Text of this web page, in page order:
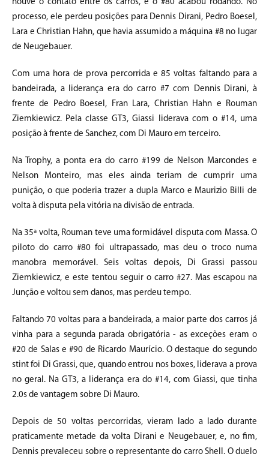
houve o contato entre os carros, e o #80 acabou rodando. No
processo, ele perdeu posições para Dennis Dirani, Pedro Boesel,
Lara e Christian Hahn, que havia assumido a máquina #8 no lugar
de Neugebauer.
Com uma hora de prova percorrida e 85 voltas faltando para a
bandeirada, a liderança era do carro #7 com Dennis Dirani, à
frente de Pedro Boesel, Fran Lara, Christian Hahn e Rouman
Ziemkiewicz. Pela classe GT3, Giassi liderava com o #14, uma
posição à frente de Sanchez, com Di Mauro em terceiro.
Na Trophy, a ponta era do carro #199 de Nelson Marcondes e
Nelson Monteiro, mas eles ainda teriam de cumprir uma
punição, o que poderia trazer a dupla Marco e Maurizio Billi de
volta à disputa pela vitória na divisão de entrada.
Na 35ª volta, Rouman teve uma formidável disputa com Massa. O
piloto do carro #80 foi ultrapassado, mas deu o troco numa
manobra memorável. Seis voltas depois, Di Grassi passou
Ziemkiewicz, e este tentou seguir o carro #27. Mas escapou na
Junção e voltou sem danos, mas perdeu tempo.
Faltando 70 voltas para a bandeirada, a maior parte dos carros já
vinha para a segunda parada obrigatória - as exceções eram o
#20 de Salas e #90 de Ricardo Maurício. O destaque do segundo
stint foi Di Grassi, que, quando entrou nos boxes, liderava a prova
no geral. Na GT3, a liderança era do #14, com Giassi, que tinha
2.0s de vantagem sobre Di Mauro.
Depois de 50 voltas percorridas, vieram lado a lado durante
praticamente metade da volta Dirani e Neugebauer, e, no fim,
Dennis prevaleceu sobre o representante do carro Shell. O duelo